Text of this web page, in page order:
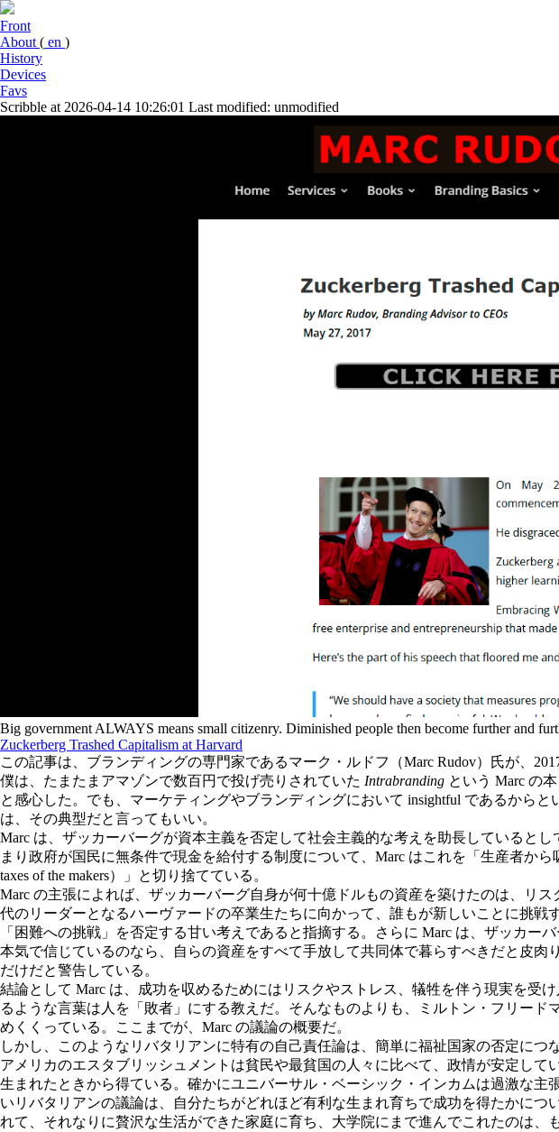
Front
About ( en )
History
Devices
Favs
Scribble at 2026-04-14 10:26:01 Last modified: unmodified
Big government ALWAYS means small citizenry. Diminished people then become further and
Zuckerberg Trashed Capitalism at Harvard
この記事は、ブランディングの専門家であるマーク・ルドフ（Marc Rudov）氏が、
僕は、たまたまアマゾンで数百円で投げ売りされていた Intrabranding という Marc の
と感心した。でも、マーケティングやブランディングにおいて insightful であるから
は、その典型だと言ってもいい。
Marc は、ザッカーバーグが資本主義を否定して社会主義的な考えを助長していると
まり政府が国民に無条件で現金を給付する制度について、Marc はこれを「生産者から
taxes of the makers）」と切り捨てている。
Marc の主張によれば、ザッカーバーグ自身が何十億ドルもの資産を築けたのは、リ
代のリーダーとなるハーヴァードの卒業生たちに向かって、誰もが新しいことに挑
「困難への挑戦」を否定する甘い考えであると指摘する。さらに Marc は、ザッカ
本気で信じているのなら、自らの資産をすべて手放して共同体で暮らすべきだと皮
だけだと警告している。
結論として Marc は、成功を収めるためにはリスクやストレス、犠牲を伴う現実を
るような言葉は人を「敗者」にする教えだ。そんなものよりも、ミルトン・フリー
めくくっている。ここまでが、Marc の議論の概要だ。
しかし、このようなリバタリアンに特有の自己責任論は、簡単に福祉国家の否定に
アメリカのエスタブリッシュメントは貧民や最貧国の人々に比べて、政情が安定し
生まれたときから得ている。確かにユニバーサル・ベーシック・インカムは過激な
いリバタリアンの議論は、自分たちがどれほど有利な生まれ育ちで成功を得たかに
れて、それなりに贅沢な生活ができた家庭に育ち、大学院にまで進んでこれたのは